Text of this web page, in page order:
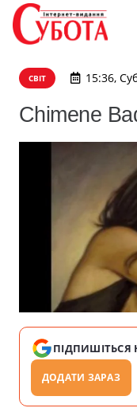
СВІТ 15:36,
Chimene
ПІДПИШІТЬСЯ
ДОДАТИ ЗАРАЗ